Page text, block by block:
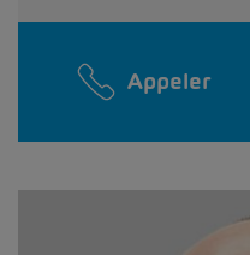
Appeler